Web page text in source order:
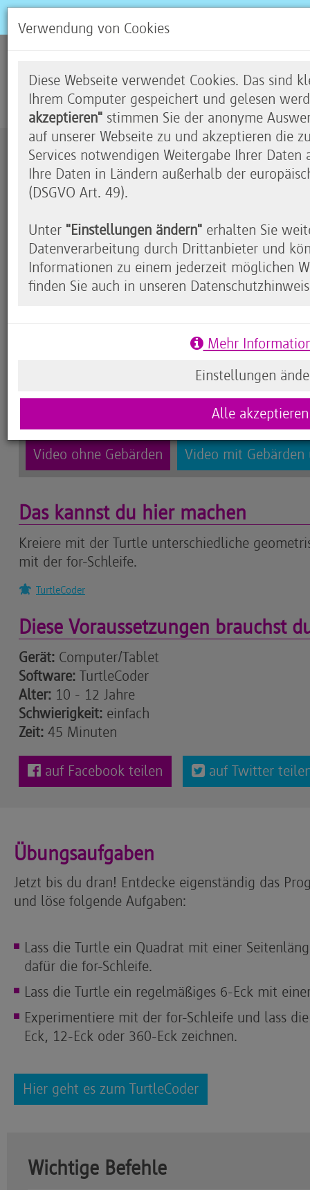
Vielecke
Zustimmung erforderlich
eingeblendet. Wir möchten Sie darauf
Youtube übermittelt werden.
Soll das für alle Youtube-Videos gelten,
Aktivierung".
Video ohne Gebärden Video mit
Das kannst du hier machen
Kreiere mit der Turtle unterschiedliche
mit der for-Schleife.
TurtleCoder
Diese Voraussetzungen brauchst
Gerät: Computer/Tablet
Software: TurtleCoder
Alter: 10 - 12 Jahre
Schwierigkeit: einfach
Zeit: 45 Minuten
auf Facebook teilen auf Twitter
Übungsaufgaben
Jetzt bis du dran! Entdecke eigenständig das
und löse folgende Aufgaben:
Lass die Turtle ein Quadrat mit einer
dafür die for-Schleife.
Lass die Turtle ein regelmäßiges 6-Eck mit
Experimentiere mit der for-Schleife und lass
Eck, 12-Eck oder 360-Eck zeichnen.
Hier geht es zum TurtleCoder
Wichtige Befehle
Verwendung von Cookies
Diese Webseite verwendet Cookies. Das sind
Ihrem Computer gespeichert und gelesen
akzeptieren" stimmen Sie der anonyme
auf unserer Webseite zu und akzeptieren die
Services notwendigen Weitergabe Ihrer
Ihre Daten in Ländern außerhalb der
(DSGVO Art. 49).
Unter "Einstellungen ändern" erhalten Sie
Datenverarbeitung durch Drittanbieter und
Informationen zu einem jederzeit möglichen
finden Sie auch in unseren
Mehr
Einstellungen
Alle akzeptieren